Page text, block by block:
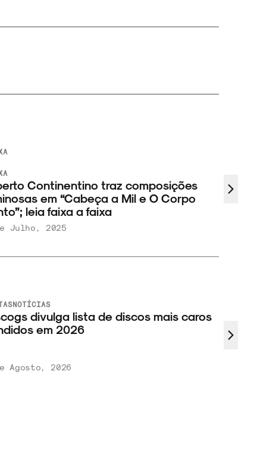
animal print na música
24 de Fevereiro, 2025
NOTÍCIAS
SHOWS E
FESTIVAIS
Chico Chico e Juliana Linhares falam sobre
homenagem a Belchior no Doce Maravilha
6 de Agosto, 2026